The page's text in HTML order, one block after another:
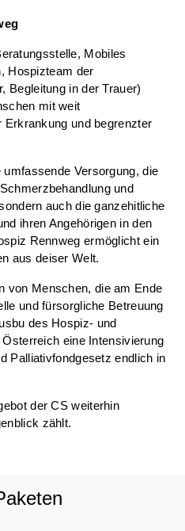
Mobiles
Hospizteam der
Begleitung in der Trauer)
mit weit
Erkrankung und begrenzter
Versorgung, die
und
auch die ganzehitliche
ihren Angehörigen in den
Rennweg ermöglicht ein
aus deiser Welt.
von Menschen, die am Ende
und fürsorgliche Betreuung
des Hospiz- und
eine Intensivierung
Palliativfondgesetz endlich in
der CS weiterhin
zählt.